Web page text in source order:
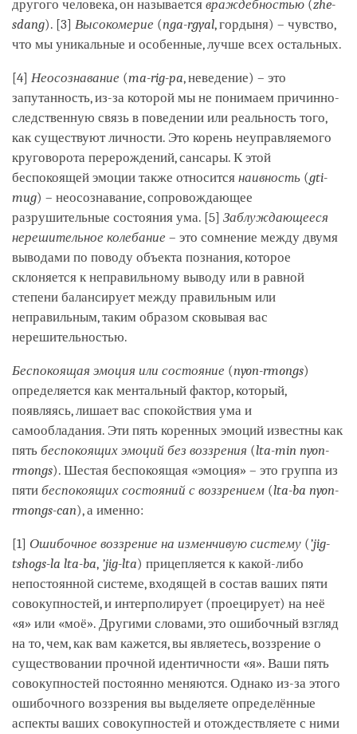
другого человека, он называется враждебностью (zhe-
sdang). [3] Высокомерие (nga-rgyal, гордыня) – чувство,
что мы уникальные и особенные, лучше всех остальных.
[4] Неосознавание (ma-rig-pa, неведение) – это
запутанность, из-за которой мы не понимаем причинно-
следственную связь в поведении или реальность того,
как существуют личности. Это корень неуправляемого
круговорота перерождений, сансары. К этой
беспокоящей эмоции также относится наивность (gti-
mug) – неосознавание, сопровождающее
разрушительные состояния ума. [5] Заблуждающееся
нерешительное колебание – это сомнение между двумя
выводами по поводу объекта познания, которое
склоняется к неправильному выводу или в равной
степени балансирует между правильным или
неправильным, таким образом сковывая вас
нерешительностью.
Беспокоящая эмоция или состояние (nyon-rmongs)
определяется как ментальный фактор, который,
появляясь, лишает вас спокойствия ума и
самообладания. Эти пять коренных эмоций известны как
пять беспокоящих эмоций без воззрения (lta-min nyon-
rmongs). Шестая беспокоящая «эмоция» – это группа из
пяти беспокоящих состояний с воззрением (lta-ba nyon-
rmongs-can), а именно:
[1] Ошибочное воззрение на изменчивую систему (’jig-
tshogs-la lta-ba, ’jig-lta) прицепляется к какой-либо
непостоянной системе, входящей в состав ваших пяти
совокупностей, и интерполирует (проецирует) на неё
«я» или «моё». Другими словами, это ошибочный взгляд
на то, чем, как вам кажется, вы являетесь, воззрение о
существовании прочной идентичности «я». Ваши пять
совокупностей постоянно меняются. Однако из-за этого
ошибочного воззрения вы выделяете определённые
аспекты ваших совокупностей и отождествляете с ними